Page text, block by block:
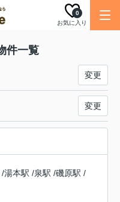
お気に入り
0
件一覧
変更
変更
/湯本駅 /泉駅 /磯原駅 /